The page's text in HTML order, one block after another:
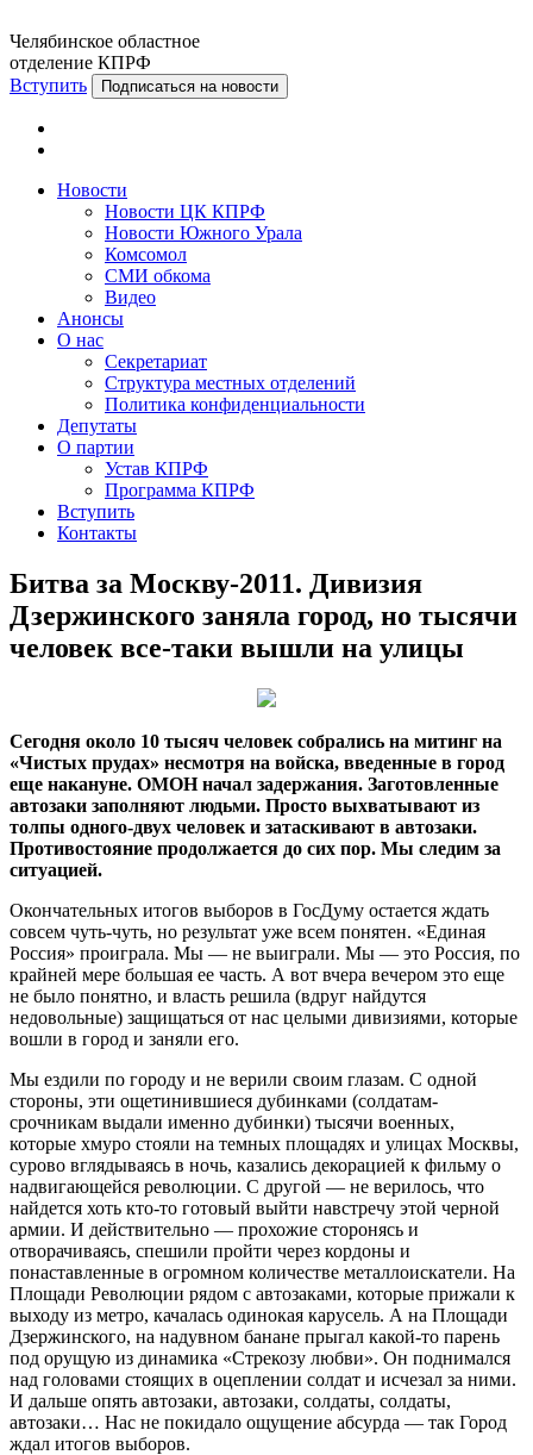
Челябинское областное
отделение КПРФ
Вступить
Подписаться на новости
Новости
Новости ЦК КПРФ
Новости Южного Урала
Комсомол
СМИ обкома
Видео
Анонсы
О нас
Секретариат
Структура местных отделений
Политика конфиденциальности
Депутаты
О партии
Устав КПРФ
Программа КПРФ
Вступить
Контакты
Битва за Москву-2011. Дивизия
Дзержинского заняла город, но тысячи
человек все-таки вышли на улицы
Сегодня около 10 тысяч человек собрались на митинг на
«Чистых прудах» несмотря на войска, введенные в город
еще накануне. ОМОН начал задержания. Заготовленные
автозаки заполняют людьми. Просто выхватывают из
толпы одного-двух человек и затаскивают в автозаки.
Противостояние продолжается до сих пор. Мы следим за
ситуацией.
Окончательных итогов выборов в ГосДуму остается ждать
совсем чуть-чуть, но результат уже всем понятен. «Единая
Россия» проиграла. Мы — не выиграли. Мы — это Россия, по
крайней мере большая ее часть. А вот вчера вечером это еще
не было понятно, и власть решила (вдруг найдутся
недовольные) защищаться от нас целыми дивизиями, которые
вошли в город и заняли его.
Мы ездили по городу и не верили своим глазам. С одной
стороны, эти ощетинившиеся дубинками (солдатам-
срочникам выдали именно дубинки) тысячи военных,
которые хмуро стояли на темных площадях и улицах Москвы,
сурово вглядываясь в ночь, казались декорацией к фильму о
надвигающейся революции. С другой — не верилось, что
найдется хоть кто-то готовый выйти навстречу этой черной
армии. И действительно — прохожие сторонясь и
отворачиваясь, спешили пройти через кордоны и
понаставленные в огромном количестве металлоискатели. На
Площади Революции рядом с автозаками, которые прижали к
выходу из метро, качалась одинокая карусель. А на Площади
Дзержинского, на надувном банане прыгал какой-то парень
под орущую из динамика «Стрекозу любви». Он поднимался
над головами стоящих в оцеплении солдат и исчезал за ними.
И дальше опять автозаки, автозаки, солдаты, солдаты,
автозаки… Нас не покидало ощущение абсурда — так Город
ждал итогов выборов.